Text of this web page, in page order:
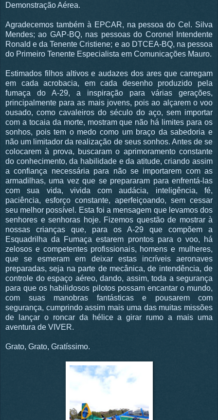
Demonstração Aérea.
Agradecemos também à EPCAR, na pessoa do Cel. Silva
Mendes; ao GAP-BQ, nas pessoas do Coronel Intendente
Ronald e da Tenente Cristiene; e ao DTCEA-BQ, na pessoa
do Primeiro Tenente Especialista em Comunicações Mauro.
Estimados filhos altivos e audazes dos ares que carregam
em cada acrobacia, em cada desenho produzido pela
fumaça do A-29, a inspiração para várias gerações,
principalmente para as mais jovens, pois ao alçarem o voo
ousado, como cavaleiros do século do aço, sem importar
com a tocaia da morte, mostram que não há limites para os
sonhos, pois tem o medo como um braço da sabedoria e
não um limitador da realização de seus sonhos. Antes de se
colocarem à prova, buscaram o aprimoramento constante
do conhecimento, da habilidade e da atitude, criando assim
a confiança necessária para não se importarem com as
armadilhas, uma vez que se prepararam para enfrentá-las
com sua vida, vivida com audácia, inteligência, fé,
paciência, esforço constante, aperfeiçoando, sem cessar
seu melhor possível. Esta foi a mensagem que levamos dos
senhores e senhoras hoje. Fizemos questão de mostrar à
nossas crianças que, para os A-29 que compõem a
Esquadrilha da Fumaça estarem prontos para o voo, há
zelosos e competentes profissionais, homens e mulheres,
que se esmeram em deixar estas incríveis aeronaves
preparadas, seja na parte de mecânica, de intendência, de
controle do espaço aéreo, dando, assim, toda a segurança
para que os habilidosos pilotos possam encantar o mundo,
com suas manobras fantásticas e pousarem com
segurança, cumprindo assim mais uma das muitas missões
de lançar o roncar da hélice a girar rumo a mais uma
aventura de VIVER.
Grato, Grato, Gratíssimo.